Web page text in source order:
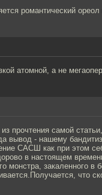
романтический
атомной, а не
прочтения самой
вывод - нашему
САСШ как при этом
в настоящем
монстра, закаленного
что